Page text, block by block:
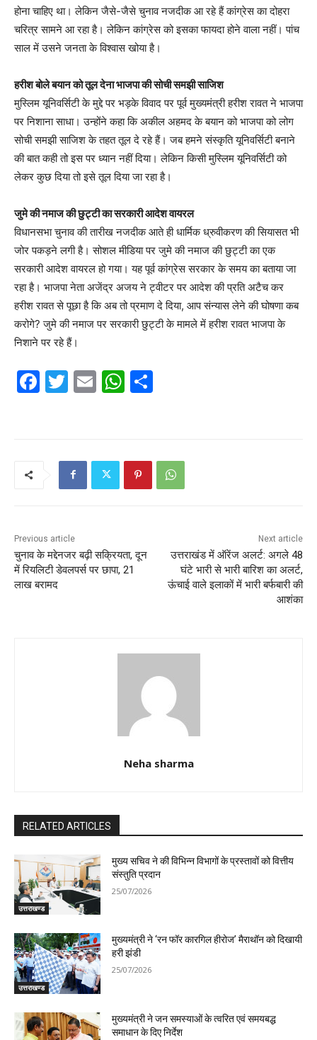
होना चाहिए था। लेकिन जैसे-जैसे चुनाव नजदीक आ रहे हैं कांग्रेस का दोहरा
चरित्र सामने आ रहा है। लेकिन कांग्रेस को इसका फायदा होने वाला नहीं। पांच
साल में उसने जनता के विश्वास खोया है।
हरीश बोले बयान को तूल देना भाजपा की सोची समझी साजिश
मुस्लिम यूनिवर्सिटी के मुद्दे पर भड़के विवाद पर पूर्व मुख्यमंत्री हरीश रावत ने भाजपा
पर निशाना साधा। उन्होंने कहा कि अकील अहमद के बयान को भाजपा को लोग
सोची समझी साजिश के तहत तूल दे रहे हैं। जब हमने संस्कृति यूनिवर्सिटी बनाने
की बात कही तो इस पर ध्यान नहीं दिया। लेकिन किसी मुस्लिम यूनिवर्सिटी को
लेकर कुछ दिया तो इसे तूल दिया जा रहा है।
जुमे की नमाज की छुट्टी का सरकारी आदेश वायरल
विधानसभा चुनाव की तारीख नजदीक आते ही धार्मिक ध्रुवीकरण की सियासत भी
जोर पकड़ने लगी है। सोशल मीडिया पर जुमे की नमाज की छुट्टी का एक
सरकारी आदेश वायरल हो गया। यह पूर्व कांग्रेस सरकार के समय का बताया जा
रहा है। भाजपा नेता अजेंद्र अजय ने ट्वीटर पर आदेश की प्रति अटैच कर
हरीश रावत से पूछा है कि अब तो प्रमाण दे दिया, आप संन्यास लेने की घोषणा कब
करोगे? जुमे की नमाज पर सरकारी छुट्टी के मामले में हरीश रावत भाजपा के
निशाने पर रहे हैं।
F
k
T
E
W
A
p
Previous article
चुनाव के मद्देनजर बढ़ी सक्रियता, दून
में रियलिटी डेवलपर्स पर छापा, 21
लाख बरामद
Next article
उत्तराखंड में ऑरेंज अलर्ट: अगले 48
घंटे भारी से भारी बारिश का अलर्ट,
ऊंचाई वाले इलाकों में भारी बर्फबारी की
आशंका
Neha sharma
RELATED ARTICLES
उत्तराखण्ड
मुख्य सचिव ने की विभिन्न विभागों के प्रस्तावों को वित्तीय
संस्तुति प्रदान
25/07/2026
उत्तराखण्ड
मुख्यमंत्री ने ‘रन फॉर कारगिल हीरोज’ मैराथॉन को दिखायी
हरी झंडी
25/07/2026
मुख्यमंत्री ने जन समस्याओं के त्वरित एवं समयबद्ध
समाधान के दिए निर्देश